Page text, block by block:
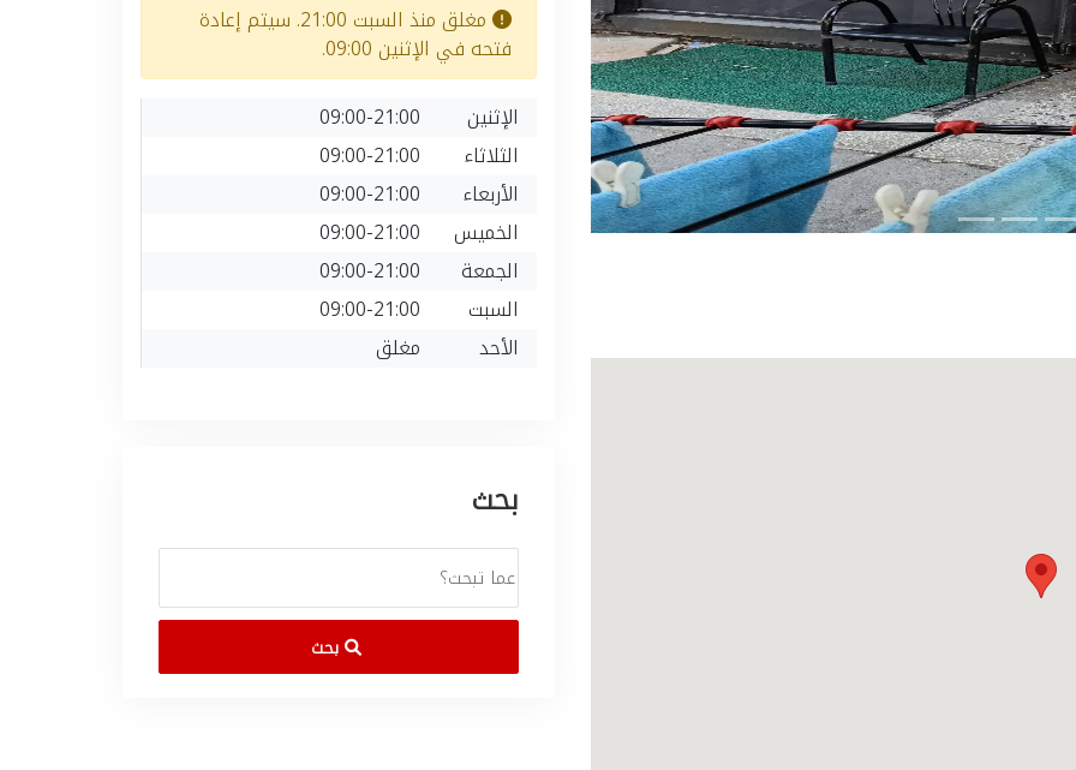
مغلق منذ السبت 21:00. سيتم إعادة
فتحه في الإثنين 09:00.
الإثنين
09:00-21:00
الثلاثاء
09:00-21:00
الأربعاء
09:00-21:00
الخميس
09:00-21:00
الجمعة
09:00-21:00
السبت
09:00-21:00
الأحد
مغلق
بحث
بحث